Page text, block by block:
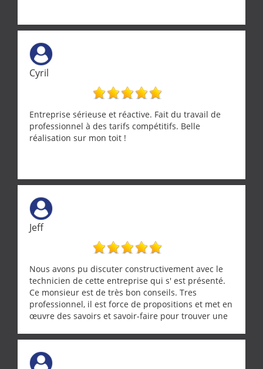
Cyril
Entreprise sérieuse et réactive. Fait du travail de
professionnel à des tarifs compétitifs. Belle
réalisation sur mon toit !
Jeff
Nous avons pu discuter constructivement avec le
technicien de cette entreprise qui s' est présenté.
Ce monsieur est de très bon conseils. Tres
professionnel, il est force de propositions et met en
œuvre des savoirs et savoir-faire pour trouver une
demande de l écoute et de la considération, ce qui
ne se trouve que chez les pationnés de leur métier.
Merci a ce monsieur pour sa disponibilité